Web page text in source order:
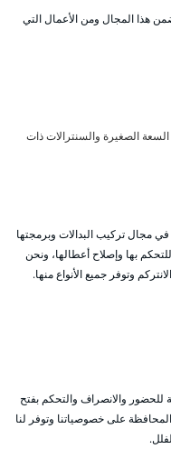
هذا المجال ومن الأعمال التي
الصغيرة والسنترالات ذات
الأفضل في مجال تركيب البدالات وبرمجتها
بها وإصلاح أعطالها، ونحن
وتوفر جميع الأنواع منها.
للحضور والانصراف والتحكم بفتح
على خصوصياتنا وتوفر لنا